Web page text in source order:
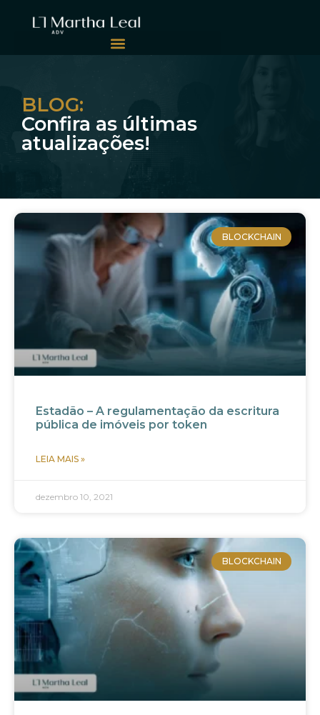
BLOG:
Confira as últimas
atualizações!
BLOCKCHAIN
Estadão – A regulamentação da escritura
pública de imóveis por token
LEIA MAIS »
dezembro 10, 2021
BLOCKCHAIN